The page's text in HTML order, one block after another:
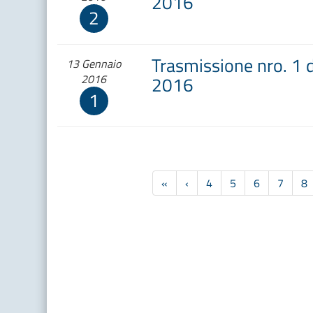
2
13 Gennaio
2016
1
Trasmissione nro. 1
2016
Prima
« Precedente
‹ 4 5 6 7 8